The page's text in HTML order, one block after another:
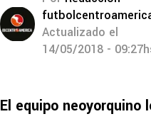
Actualizado el
14/05/2018 -
El equipo